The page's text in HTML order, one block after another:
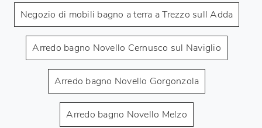
Negozio di mobili bagno a terra a Trezzo sull Adda
Arredo bagno Novello Cernusco sul Naviglio
Arredo bagno Novello Gorgonzola
Arredo bagno Novello Melzo